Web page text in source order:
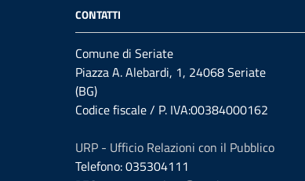
CONTATTI
Comune di Seriate
Piazza A. Alebardi, 1, 24068 Seriate
(BG)
Codice fiscale / P. IVA:00384000162
URP - Ufficio Relazioni con il Pubblico
Telefono: 035304111